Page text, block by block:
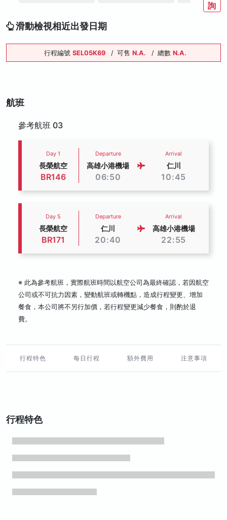
詢
滑動檢視相近出發日期
行程編號 SEL05K69 / 可售 N.A. / 總數 N.A.
航班
參考航班 03
Day 1
長榮航空
BR146
Departure
高雄小港機場
06:50
Arrival
仁川
10:45
Day 5
長榮航空
BR171
Departure
仁川
20:40
Arrival
高雄小港機場
22:55
※ 此為參考航班，實際航班時間以航空公司為最終確認，若因航空
公司或不可抗力因素，變動航班或轉機點，造成行程變更、增加
餐食，本公司將不另行加價，若行程變更減少餐食，則酌於退
費。
行程特色 每日行程 額外費用 注意事項
行程特色